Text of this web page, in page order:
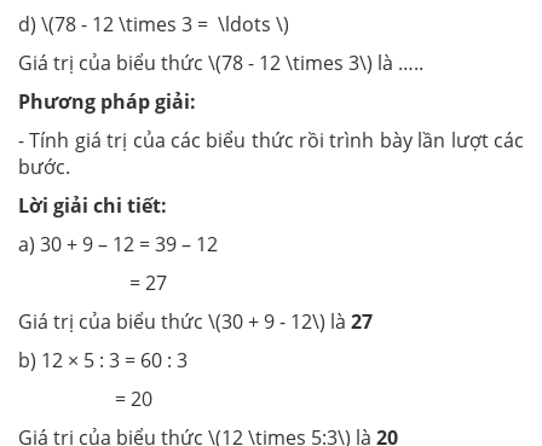
d) \(78 - 12 \times 3 = \ldots \)
Giá trị của biểu thức \(78 - 12 \times 3\) là …..
Phương pháp giải:
- Tính giá trị của các biểu thức rồi trình bày lần lượt các
bước.
Lời giải chi tiết:
a) 30 + 9 – 12 = 39 – 12
= 27
Giá trị của biểu thức \(30 + 9 - 12\) là 27
b) 12 × 5 : 3 = 60 : 3
= 20
Giá trị của biểu thức \(12 \times 5:3\) là 20